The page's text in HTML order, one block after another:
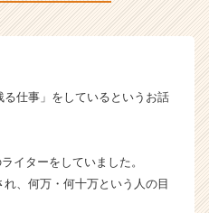
仕事」をしているというお話
イターをしていました。
、何万・何十万という人の目